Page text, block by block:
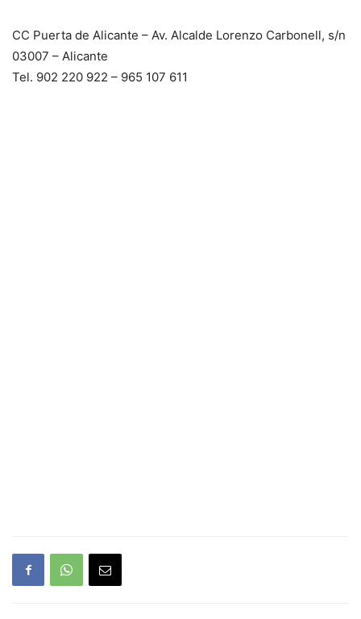
CC Puerta de Alicante – Av. Alcalde Lorenzo Carbonell, s/n
03007 – Alicante
Tel. 902 220 922 – 965 107 611